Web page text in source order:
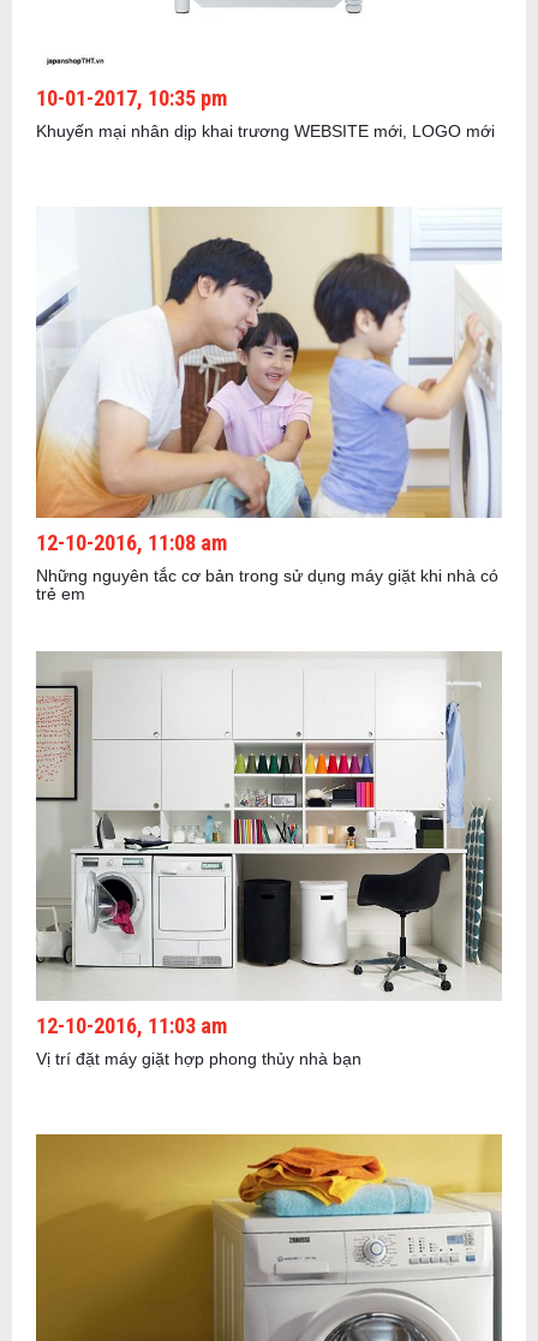
10-01-2017, 10:35 pm
Khuyến mại nhân dịp khai trương WEBSITE mới, LOGO mới
12-10-2016, 11:08 am
Những nguyên tắc cơ bản trong sử dụng máy giặt khi nhà có
trẻ em
12-10-2016, 11:03 am
Vị trí đặt máy giặt hợp phong thủy nhà bạn